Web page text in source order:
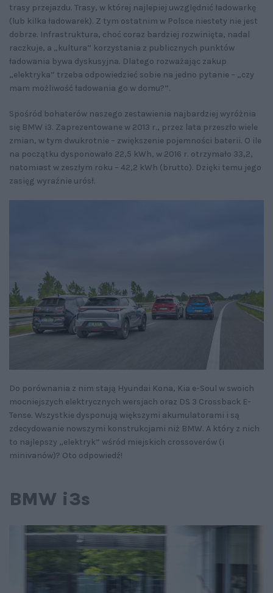
trasy przejazdu. Trasy, w której najlepiej uwzględnić ładowarkę
(lub kilka ładowarek). Z tym ostatnim w Polsce niestety nie jest
dobrze. Infrastruktura, choć coraz bardziej rozwinięta, nadal
raczkuje, a „kultura” korzystania z publicznych punktów
ładowania bywa dyskusyjna. Dlatego rozważając zakup
„elektryka” trzeba odpowiedzieć sobie na jedno pytanie – „czy
mam możliwość ładowania go w domu?”.
Spośród bohaterów naszego zestawienia najbardziej wyróżnia
się BMW i3. Zaprezentowane w 2013 r., przez lata przeszło wiele
zmian, w tym dwukrotnie – zwiększenie pojemności baterii. O ile
na początku dysponowało 22,5 kWh, w 2016 r. otrzymało 33,2,
natomiast w zeszłym roku – 42,2 kWh (brutto). Dzięki temu jego
zasięg wyraźnie urósł.
Do porównania z nim stają Hyundai Kona, Kia e-Soul w swoich
mocniejszych elektrycznych wersjach oraz DS 3 Crossback E-
Tense. Wszystkie dysponują większymi akumulatorami i są
zdecydowanie nowszymi konstrukcjami niż BMW. A który z nich
to najlepszy „elektryk” wśród miejskich crossoverów (i
minivanów)? Oto odpowiedź!
BMW i3s